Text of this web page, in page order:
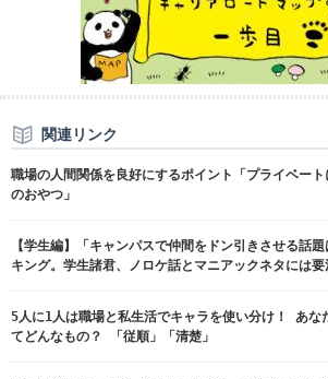
関連リンク
職場の人間関係を良好にするポイント「プライベー
のおやつ」
【学生編】「キャンパスで仲間をドン引きさせる話
キング。学生諸君、ノロケ話とマニアックネタには要
5人に1人は職場と私生活でキャラを使い分け！ あな
てどんなもの？ 「従順」「清楚」